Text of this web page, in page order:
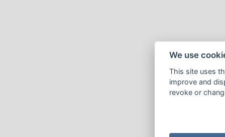
We use
This site uses
improve and
revoke or